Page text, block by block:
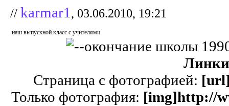
// karmar1, 03.06.2010, 19:21
наш выпускной класс с учителями.
Страница с фотографией:
Только фотография: [img]http://